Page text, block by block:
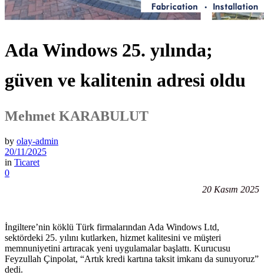
Ada Windows 25. yılında;
güven ve kalitenin adresi oldu
Mehmet KARABULUT
by olay-admin
20/11/2025
in Ticaret
0
20 Kasım 2025
İngiltere’nin köklü Türk firmalarından Ada Windows Ltd,
sektördeki 25. yılını kutlarken, hizmet kalitesini ve müşteri
memnuniyetini artıracak yeni uygulamalar başlattı. Kurucusu
Feyzullah Çinpolat, “Artık kredi kartına taksit imkanı da sunuyoruz”
dedi.